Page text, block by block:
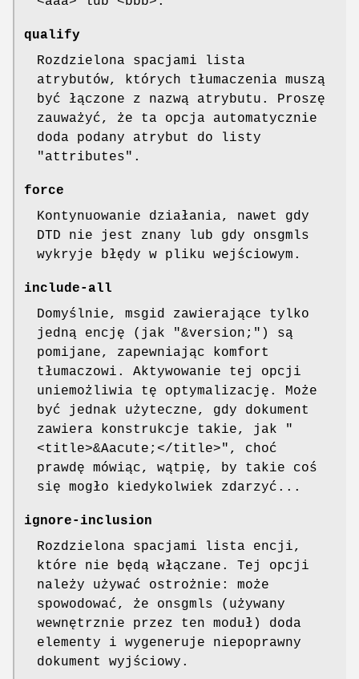
qualify
Rozdzielona spacjami lista
atrybutów, których tłumaczenia muszą
być łączone z nazwą atrybutu. Proszę
zauważyć, że ta opcja automatycznie
doda podany atrybut do listy
"attributes".
force
Kontynuowanie działania, nawet gdy
DTD nie jest znany lub gdy onsgmls
wykryje błędy w pliku wejściowym.
include-all
Domyślnie, msgid zawierające tylko
jedną encję (jak "&version;") są
pomijane, zapewniając komfort
tłumaczowi. Aktywowanie tej opcji
uniemożliwia tę optymalizację. Może
być jednak użyteczne, gdy dokument
zawiera konstrukcje takie, jak "
<title>&Aacute;</title>", choć
prawdę mówiąc, wątpię, by takie coś
się mogło kiedykolwiek zdarzyć...
ignore-inclusion
Rozdzielona spacjami lista encji,
które nie będą włączane. Tej opcji
należy używać ostrożnie: może
spowodować, że onsgmls (używany
wewnętrznie przez ten moduł) doda
elementy i wygeneruje niepoprawny
dokument wyjściowy.